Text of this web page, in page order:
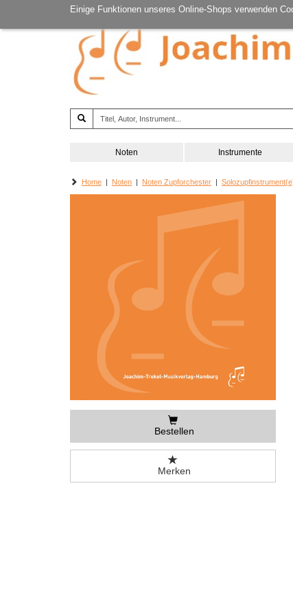
Einige Funktionen unseres Online-Shops verwenden
Noten Instrumente
Home | Noten | Noten Zupforchester |
Bestellen
Merken